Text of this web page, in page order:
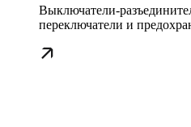
Выключатели-
переключатели и